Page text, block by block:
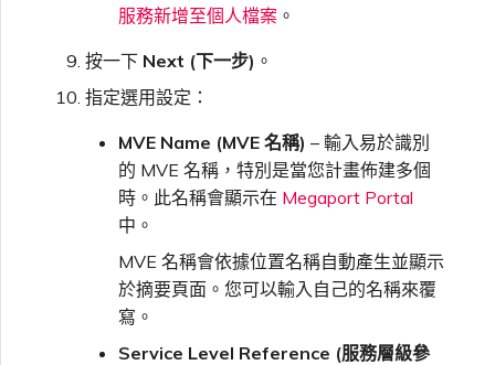
服務新增至個人檔案 。
按一下 Next (下一步) 。
指定選用設定：
MVE Name (MVE 名稱) – 輸入易於識別
的 MVE 名稱，特別是當您計畫佈建多個
時。此名稱會顯示在 Megaport Portal
中。
MVE 名稱會依據位置名稱自動產生並顯示
於摘要頁面。您可以輸入自己的名稱來覆
寫。
Service Level Reference (服務層級參